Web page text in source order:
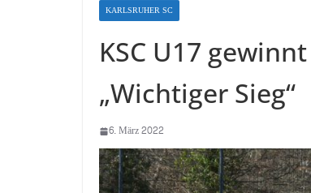
KARLSRUHER SC
KSC U17
„Wichtiger Sieg“
6. März 2022